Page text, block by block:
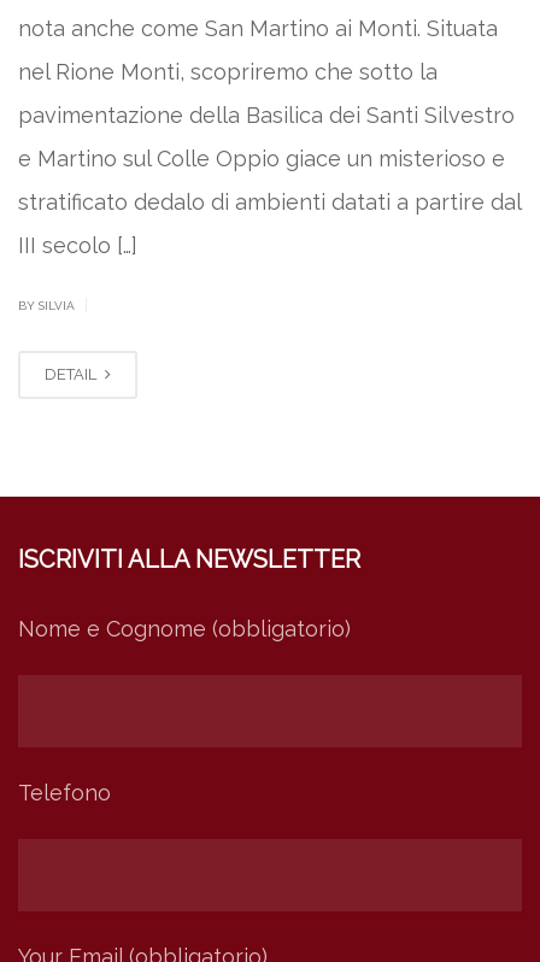
nota anche come San Martino ai Monti. Situata
nel Rione Monti, scopriremo che sotto la
pavimentazione della Basilica dei Santi Silvestro
e Martino sul Colle Oppio giace un misterioso e
stratificato dedalo di ambienti datati a partire dal
III secolo […]
BY SILVIA
DETAIL
ISCRIVITI ALLA NEWSLETTER
Nome e Cognome (obbligatorio)
Telefono
Your Email (obbligatorio)